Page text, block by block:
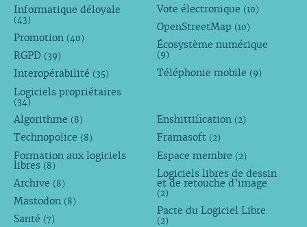
Informatique déloyale
(43)
Promotion (40)
RGPD (39)
Interopérabilité (35)
Logiciels propriétaires
(34)
Vote électronique (10)
OpenStreetMap (10)
Écosystème numérique
(9)
Téléphonie mobile (9)
Algorithme (8)
Technopolice (8)
Formation aux logiciels
libres (8)
Archive (8)
Mastodon (8)
Santé (7)
Enshittification (2)
Framasoft (2)
Espace membre (2)
Logiciels libres de dessin
et de retouche d’image
(2)
Pacte du Logiciel Libre
(2)